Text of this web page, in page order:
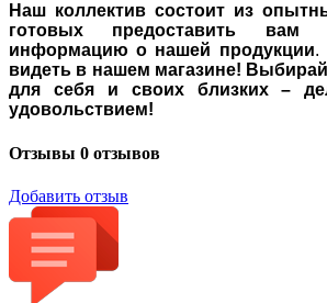
Наш коллектив состоит из
готовых предоставить вам
информацию о нашей продукции.
видеть в нашем магазине!
для себя и своих близких –
удовольствием!
Отзывы 0 отзывов
Добавить отзыв